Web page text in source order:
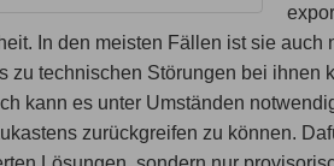
In den meisten Fällen ist sie auch
zu technischen Störungen bei ihnen
kann es unter Umständen
zurückgreifen zu können.